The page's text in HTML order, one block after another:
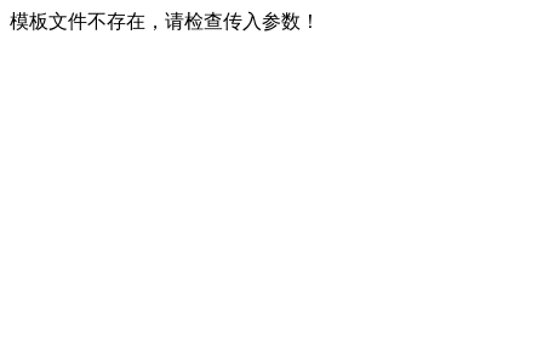
模板文件不存在，请检查传入参数！